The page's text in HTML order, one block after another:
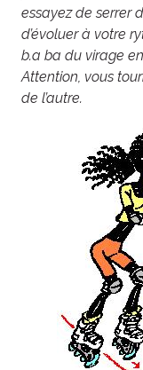
essayez de serrer
d’évoluer à votre
b.a ba du virage
Attention, vous
de l’autre.